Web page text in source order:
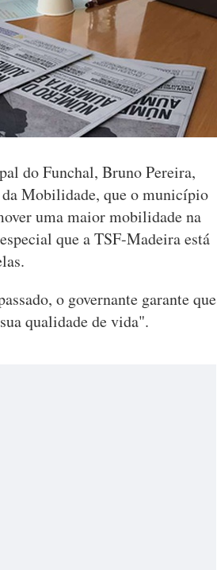
do Funchal, Bruno Pereira,
Mobilidade, que o município
uma maior mobilidade na
que a TSF-Madeira está
o governante garante que
qualidade de vida".